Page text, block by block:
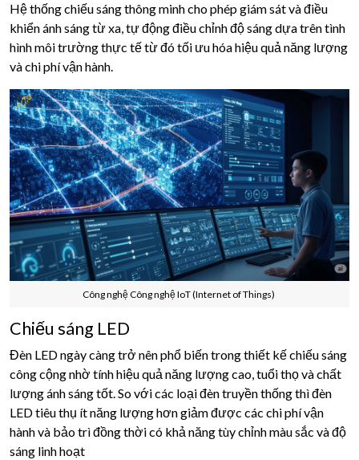
Hệ thống chiếu sáng thông minh cho phép giám sát và điều
khiển ánh sáng từ xa, tự động điều chỉnh độ sáng dựa trên tình
hình môi trường thực tế từ đó tối ưu hóa hiệu quả năng lượng
và chi phí vận hành.
Công nghệ Công nghệ IoT (Internet of Things)
Chiếu sáng LED
Đèn LED ngày càng trở nên phổ biến trong thiết kế chiếu sáng
công cộng nhờ tính hiệu quả năng lượng cao, tuổi thọ và chất
lượng ánh sáng tốt. So với các loại đèn truyền thống thì đèn
LED tiêu thụ ít năng lượng hơn giảm được các chi phí vận
hành và bảo trì đồng thời có khả năng tùy chỉnh màu sắc và độ
sáng linh hoạt